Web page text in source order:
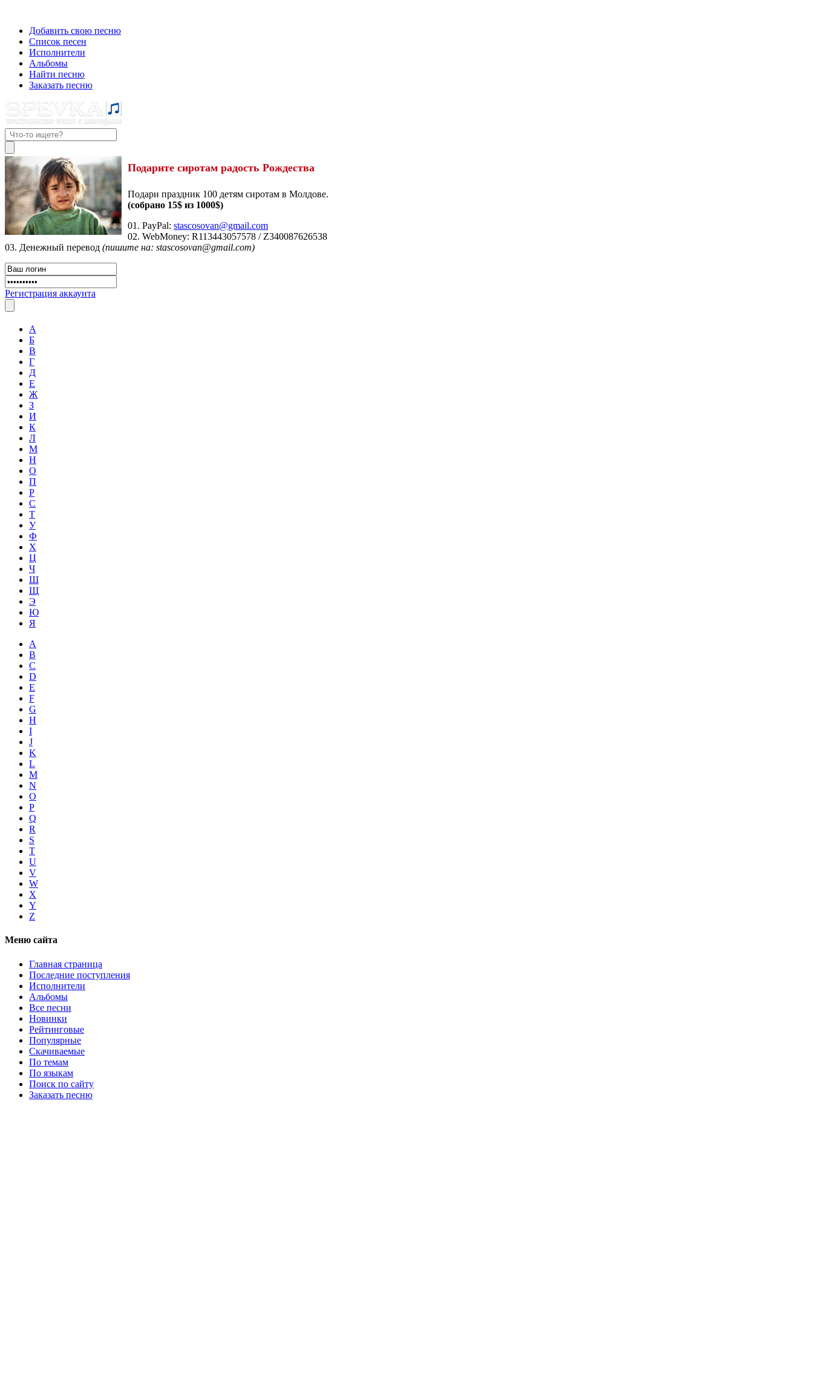
Добавить свою песню
Список песен
Исполнители
Альбомы
Найти песню
Заказать песню
Подарите сиротам радость Рождества
Подари праздник 100 детям сиротам в Молдове.
(собрано 15$ из 1000$)
01. PayPal:stascosovan@gmail.com
02. WebMoney:R113443057578 / Z340087626538
03. Денежный перевод (пишите на: stascosovan@gmail.com)
Регистрация аккаунта
А
Б
В
Г
Д
Е
Ж
З
И
К
Л
М
Н
О
П
Р
С
Т
У
Ф
Х
Ц
Ч
Ш
Щ
Э
Ю
Я
A
B
C
D
E
F
G
H
I
J
K
L
M
N
O
P
Q
R
S
T
U
V
W
X
Y
Z
Меню сайта
Главная страница
Последние поступления
Исполнители
Альбомы
Все песни
Новинки
Рейтинговые
Популярные
Скачиваемые
По темам
По языкам
Поиск по сайту
Заказать песню